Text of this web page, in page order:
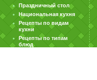
Праздничный стол
Национальная кухня
Рецепты по видам
кухни
Рецепты по типам
блюд